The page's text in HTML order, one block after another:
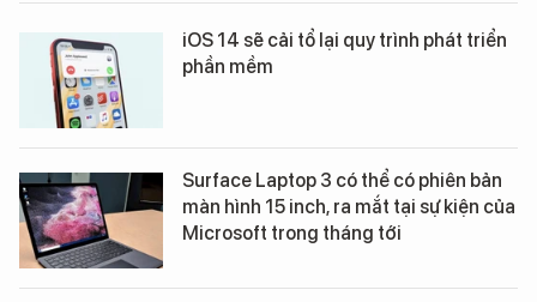
iOS 14 sẽ cải tổ lại quy trình phát triển
phần mềm
Surface Laptop 3 có thể có phiên bản
màn hình 15 inch, ra mắt tại sự kiện của
Microsoft trong tháng tới